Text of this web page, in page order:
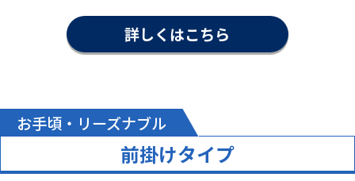
詳しくはこちら
お手頃・リーズナブル
前掛けタイプ